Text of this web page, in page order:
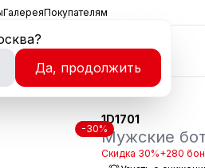
?
Да, продолжить
ГалереяПокупателям
-30%
1D1701
Мужские
Скидка 30%+280